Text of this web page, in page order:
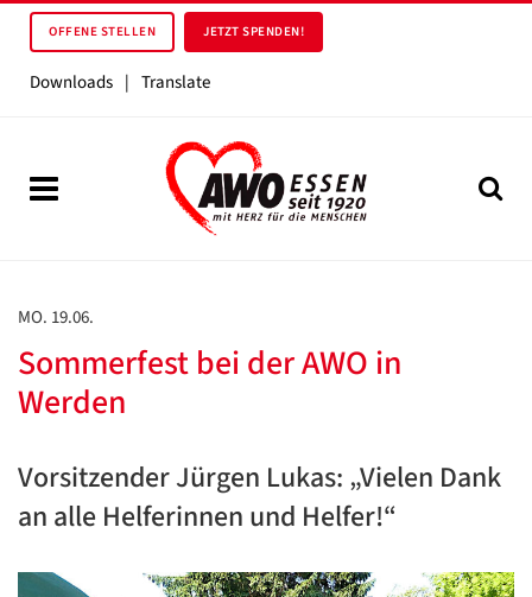
OFFENE STELLEN JETZT SPENDEN!
Downloads | Translate
MO. 19.06.
Sommerfest bei der AWO in
Werden
Vorsitzender Jürgen Lukas: „Vielen Dank
an alle Helferinnen und Helfer!“